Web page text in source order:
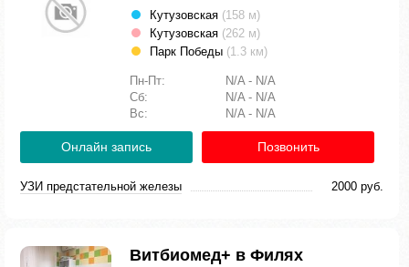
Кутузовская (158 м)
Кутузовская (262 м)
Парк Победы (1.3 км)
Пн-Пт:
N/A - N/A
Сб:
N/A - N/A
Вс:
N/A - N/A
Онлайн запись Позвонить
УЗИ предстательной железы 2000 руб.
Витбиомед+ в Филях